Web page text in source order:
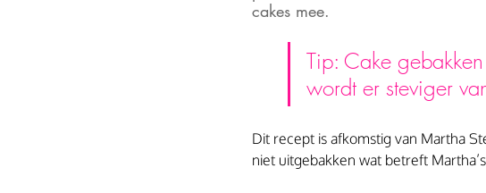
cakes mee.
Tip: Cake
wordt er steviger
Dit recept is afkomstig van Martha
niet uitgebakken wat betreft